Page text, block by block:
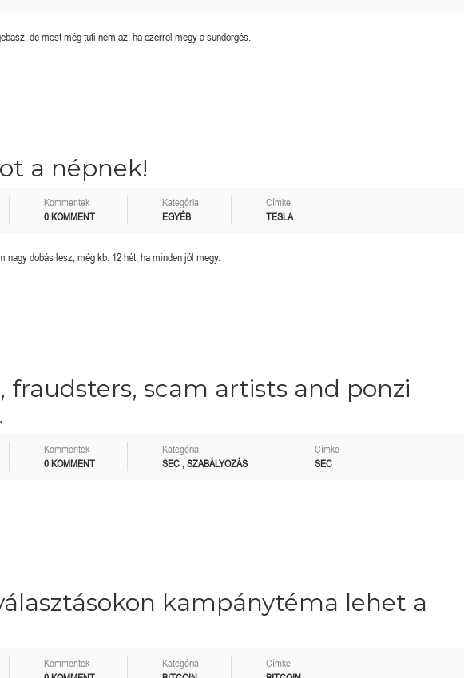
de most még tuti nem az, ha ezerrel megy a sündörgés.
a népnek!
Kommentek
0 KOMMENT
Kategória
EGYÉB
Címke
TESLA
dobás lesz, még kb. 12 hét, ha minden jól megy.
fraudsters, scam artists and ponzi
Kommentek
0 KOMMENT
Kategória
SEC , SZABÁLYOZÁS
Címke
SEC
kampánytéma lehet a
Kommentek
Kategória
Címke